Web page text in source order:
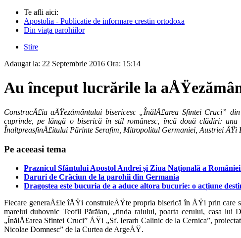
Te afli aici:
Apostolia - Publicatie de informare crestin ortodoxa
Din viața parohiilor
Stire
Adaugat la: 22 Septembrie 2016 Ora: 15:14
Au început lucrările la
ConstrucÅ£ia aÅŸezământului bisericesc „ÎnălÅ£area Sfintei Cruci”
cuprinde, pe lângă o biserică în stil românesc, încă două clădiri:
ÎnaltpreasfinÅ£itului Părinte Serafim, Mitropolitul Germaniei, Austriei ÅŸi
Pe aceeasi tema
Praznicul Sfântului Apostol Andrei și Ziua Națională a
Daruri de Crăciun de la parohii din Germania
Dragostea este bucuria de a aduce altora bucurie: o acțiune
Fiecare generaÅ£ie îÅŸi construieÅŸte propria biserică în ÅŸi prin care
marelui duhovnic Teofil Părăian, „tinda raiului, poarta ceru­lui, casa
„ÎnălÅ£area Sfintei Cruci” ÅŸi „Sf. Ierarh Calinic de la Cernica”,
Nicolae Dom­nesc” de la Curtea de ArgeÅŸ.